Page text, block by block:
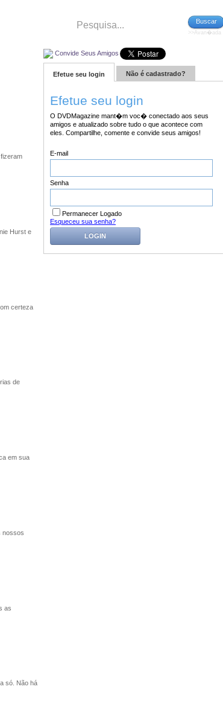
Buscar
>>Avan�ada
Hurst e
certeza
de
em sua
nossos
as
só. Não há
Convide Seus Amigos
Efetue seu login Não é cadastrado?
Efetue seu login
O DVDMagazine mant�m voc� conectado aos seus
amigos e atualizado sobre tudo o que acontece com
eles. Compartilhe, comente e convide seus amigos!
E-mail
Senha
Permanecer Logado
Esqueceu sua senha?
LOGIN